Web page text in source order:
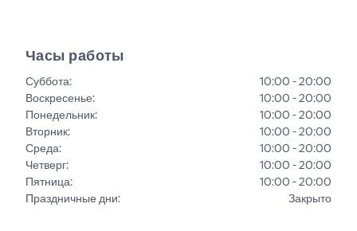
Часы работы
Суббота:
10:00 - 20:00
Воскресенье:
10:00 - 20:00
Понедельник:
10:00 - 20:00
Вторник:
10:00 - 20:00
Среда:
10:00 - 20:00
Четверг:
10:00 - 20:00
Пятница:
10:00 - 20:00
Праздничные дни: Закрыто